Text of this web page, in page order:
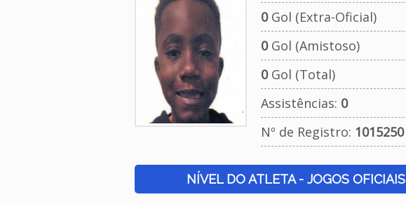
0Gol (Extra-Oficial)
0Gol (Amistoso)
0Gol (Total)
Assistências: 0
Nº de Registro: 1015250
NÍVEL DO ATLETA - JOGOS OFICIAIS